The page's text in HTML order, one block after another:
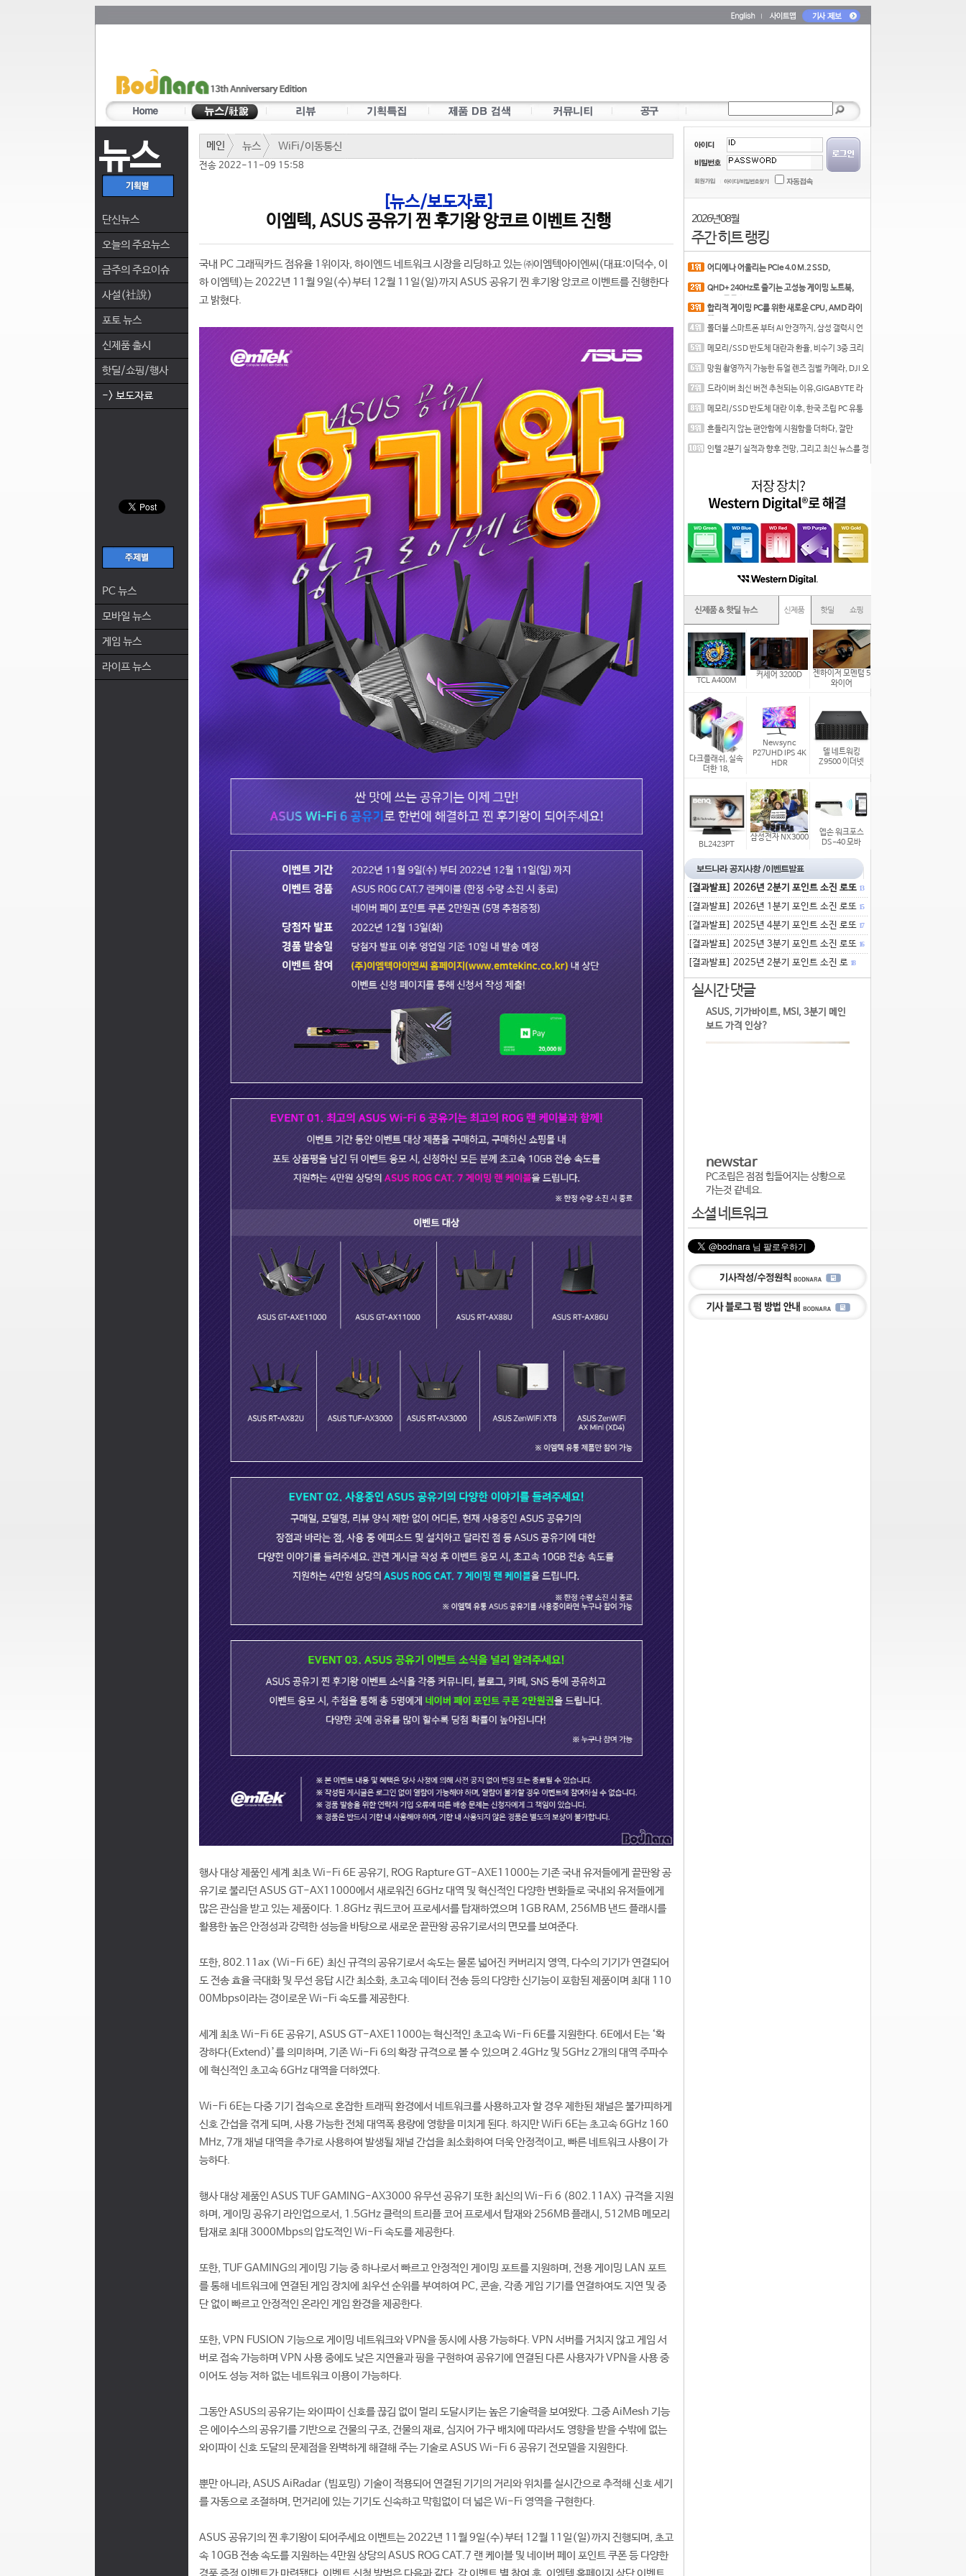
뉴스
단신뉴스
오늘의 주요뉴스
금주의 주요이슈
사설(社說)
포토 뉴스
신제품 출시
핫딜/쇼핑/행사
-> 보도자료
PC 뉴스
모바일 뉴스
게임 뉴스
라이프 뉴스
메인 뉴스 WiFi/이동통신
전송 2022-11-09 15:58
[뉴스/보도자료]
이엠텍, ASUS 공유기 찐 후기왕 앙코르 이벤트 진행
국내 PC 그래픽카드 점유율 1위이자, 하이엔드 네트워크 시장을 리딩하고 있는 ㈜이엠텍아이엔씨(대표:이덕수, 이
하 이엠텍)는 2022년 11월 9일(수)부터 12월 11일(일)까지 ASUS 공유기 찐 후기왕 앙코르 이벤트를 진행한다
고 밝혔다.
행사 대상 제품인 세계 최초 Wi-Fi 6E 공유기, ROG Rapture GT-AXE11000는 기존 국내 유저들에게 끝판왕 공
유기로 불리던 ASUS GT-AX11000에서 새로워진 6GHz 대역 및 혁신적인 다양한 변화들로 국내외 유저들에게
많은 관심을 받고 있는 제품이다. 1.8GHz 쿼드코어 프로세서를 탑재하였으며 1GB RAM, 256MB 낸드 플래시를
활용한 높은 안정성과 강력한 성능을 바탕으로 새로운 끝판왕 공유기로서의 면모를 보여준다.
또한, 802.11ax (Wi-Fi 6E) 최신 규격의 공유기로서 속도는 물론 넓어진 커버리지 영역, 다수의 기기가 연결되어
도 전송 효율 극대화 및 무선 응답 시간 최소화, 초고속 데이터 전송 등의 다양한 신기능이 포함된 제품이며 최대 110
00Mbps이라는 경이로운 Wi-Fi 속도를 제공한다.
세계 최초 Wi-Fi 6E 공유기, ASUS GT-AXE11000는 혁신적인 초고속 Wi-Fi 6E를 지원한다. 6E에서 E는 ‘확
장하다(Extend)’를 의미하며, 기존 Wi-Fi 6의 확장 규격으로 볼 수 있으며 2.4GHz 및 5GHz 2개의 대역 주파수
에 혁신적인 초고속 6GHz 대역을 더하였다.
Wi-Fi 6E는 다중 기기 접속으로 혼잡한 트래픽 환경에서 네트워크를 사용하고자 할 경우 제한된 채널은 불가피하게
신호 간섭을 겪게 되며, 사용 가능한 전체 대역폭 용량에 영향을 미치게 된다. 하지만 WiFi 6E는 초고속 6GHz 160
MHz, 7개 채널 대역을 추가로 사용하여 발생될 채널 간섭을 최소화하여 더욱 안정적이고, 빠른 네트워크 사용이 가
능하다.
행사 대상 제품인 ASUS TUF GAMING-AX3000 유무선 공유기 또한 최신의 Wi-Fi 6 (802.11AX) 규격을 지원
하며, 게이밍 공유기 라인업으로서, 1.5GHz 클럭의 트리플 코어 프로세서 탑재와 256MB 플래시, 512MB 메모리
탑재로 최대 3000Mbps의 압도적인 Wi-Fi 속도를 제공한다.
또한, TUF GAMING의 게이밍 기능 중 하나로서 빠르고 안정적인 게이밍 포트를 지원하며, 전용 게이밍 LAN 포트
를 통해 네트워크에 연결된 게임 장치에 최우선 순위를 부여하여 PC, 콘솔, 각종 게임 기기를 연결하여도 지연 및 중
단 없이 빠르고 안정적인 온라인 게임 환경을 제공한다.
또한, VPN FUSION 기능으로 게이밍 네트워크와 VPN을 동시에 사용 가능하다. VPN 서버를 거치지 않고 게임 서
버로 접속 가능하며 VPN 사용 중에도 낮은 지연율과 핑을 구현하여 공유기에 연결된 다른 사용자가 VPN을 사용 중
이어도 성능 저하 없는 네트워크 이용이 가능하다.
그동안 ASUS의 공유기는 와이파이 신호를 끊김 없이 멀리 도달시키는 높은 기술력을 보여왔다. 그중 AiMesh 기능
은 에이수스의 공유기를 기반으로 건물의 구조, 건물의 재료, 심지어 가구 배치에 따라서도 영향을 받을 수밖에 없는
와이파이 신호 도달의 문제점을 완벽하게 해결해 주는 기술로 ASUS Wi-Fi 6 공유기 전모델을 지원한다.
뿐만 아니라, ASUS AiRadar (빔포밍) 기술이 적용되어 연결된 기기의 거리와 위치를 실시간으로 추적해 신호 세기
를 자동으로 조절하며, 먼거리에 있는 기기도 신속하고 막힘없이 더 넓은 Wi-Fi 영역을 구현한다.
ASUS 공유기의 찐 후기왕이 되어주세요 이벤트는 2022년 11월 9일(수)부터 12월 11일(일)까지 진행되며, 초고
속 10GB 전송 속도를 지원하는 4만원 상당의 ASUS ROG CAT.7 랜 케이블 및 네이버 페이 포인트 쿠폰 등 다양한
경품 증정 이벤트가 마련됐다. 이벤트 신청 방법은 다음과 같다. 각 이벤트 별 참여 후, 이엠텍 홈페이지 상단 이벤트
2026년 08월
주간 히트 랭킹
어디에나 어울리는 PCIe 4.0 M.2 SSD,
QHD+ 240Hz로 즐기는 고성능 게이밍 노트북,
합리적 게이밍 PC를 위한 새로운 CPU, AMD 라이
폴더블 스마트폰 부터 AI 안경까지, 삼성 갤럭시 언
메모리/SSD 반도체 대란과 환율, 비수기 3중 크리
망원 촬영까지 가능한 듀얼 렌즈 짐벌 카메라, DJI 오
드라이버 최신 버전 추천되는 이유,GIGABYTE 라
메모리/SSD 반도체 대란 이후, 한국 조립 PC 유통
흔들리지 않는 편안함에 시원함을 더하다, 잘만
인텔 2분기 실적과 향후 전망, 그리고 최신 뉴스를 정
TCL A400M
커세어 3200D
젠하이저 모멘텀 5
와이어
다크플래쉬, 실속
더한 18,
Newsync
P27UHD IPS 4K
HDR
델 네트워킹
Z9500 이더넷
BL2423PT
삼성전자 NX3000
엡손 워크포스
DS-40 모바
[결과발표] 2026년 2분기 포인트 소진 로또 13
[결과발표] 2026년 1분기 포인트 소진 로또 15
[결과발표] 2025년 4분기 포인트 소진 로또 17
[결과발표] 2025년 3분기 포인트 소진 로또 16
[결과발표] 2025년 2분기 포인트 소진 로 18
실시간 댓글
ASUS, 기가바이트, MSI, 3분기 메인
보드 가격 인상?
newstar
PC조립은 점점 힘들어지는 상황으로
가는것 같네요.
소셜 네트워크